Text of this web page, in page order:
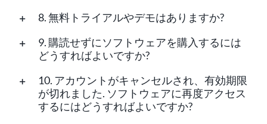
8. 無料トライアルやデモはありますか?
9. 購読せずにソフトウェアを購入するには
どうすればよいですか?
10. アカウントがキャンセルされ、有効期限
が切れました. ソフトウェアに再度アクセス
するにはどうすればよいですか?